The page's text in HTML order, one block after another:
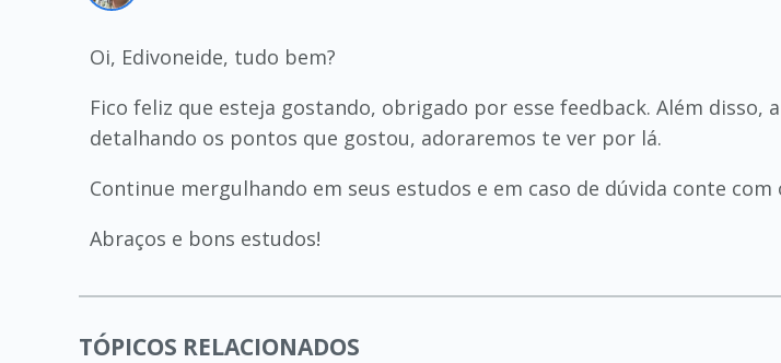
Oi, Edivoneide, tudo bem?
Fico feliz que esteja gostando, obrigado por esse feedback. Além
detalhando os pontos que gostou, adoraremos te ver por lá.
Continue mergulhando em seus estudos e em caso de dúvida conte
Abraços e bons estudos!
TÓPICOS RELACIONADOS